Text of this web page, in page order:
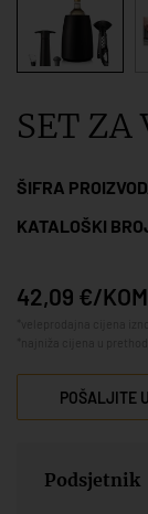
SET ZA
ŠIFRA
KATALOŠKI
42,09 €/KOM
POŠALJITE
Podsjetnik